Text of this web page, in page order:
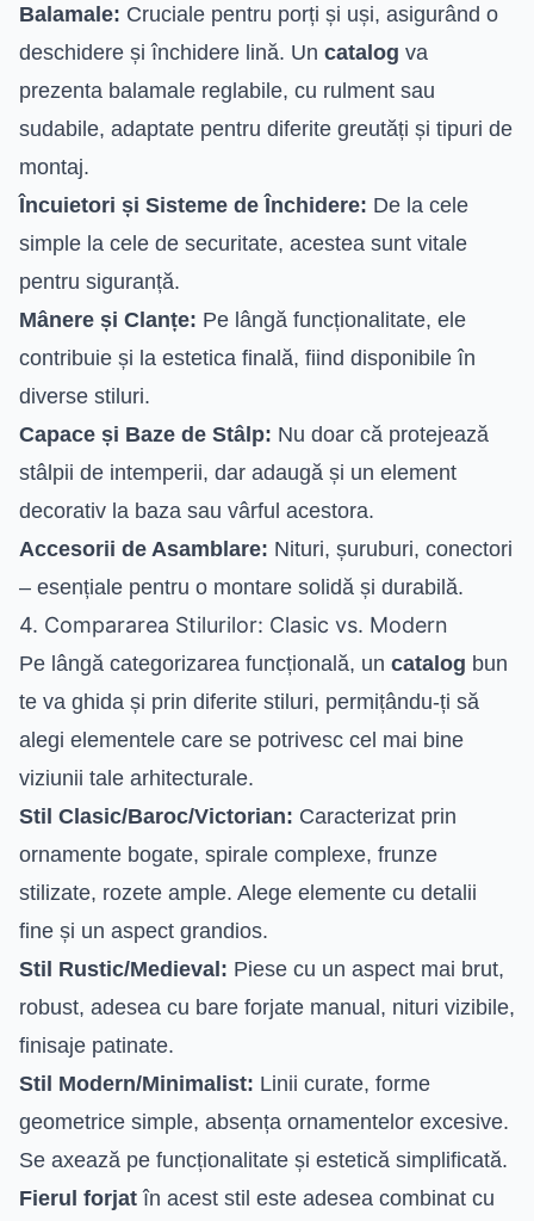
Balamale: Cruciale pentru porți și uși, asigurând o
deschidere și închidere lină. Un catalog va
prezenta balamale reglabile, cu rulment sau
sudabile, adaptate pentru diferite greutăți și tipuri de
montaj.
Încuietori și Sisteme de Închidere: De la cele
simple la cele de securitate, acestea sunt vitale
pentru siguranță.
Mânere și Clanțe: Pe lângă funcționalitate, ele
contribuie și la estetica finală, fiind disponibile în
diverse stiluri.
Capace și Baze de Stâlp: Nu doar că protejează
stâlpii de intemperii, dar adaugă și un element
decorativ la baza sau vârful acestora.
Accesorii de Asamblare: Nituri, șuruburi, conectori
– esențiale pentru o montare solidă și durabilă.
4. Compararea Stilurilor: Clasic vs. Modern
Pe lângă categorizarea funcțională, un catalog bun
te va ghida și prin diferite stiluri, permițându-ți să
alegi elementele care se potrivesc cel mai bine
viziunii tale arhitecturale.
Stil Clasic/Baroc/Victorian: Caracterizat prin
ornamente bogate, spirale complexe, frunze
stilizate, rozete ample. Alege elemente cu detalii
fine și un aspect grandios.
Stil Rustic/Medieval: Piese cu un aspect mai brut,
robust, adesea cu bare forjate manual, nituri vizibile,
finisaje patinate.
Stil Modern/Minimalist: Linii curate, forme
geometrice simple, absența ornamentelor excesive.
Se axează pe funcționalitate și estetică simplificată.
Fierul forjat în acest stil este adesea combinat cu